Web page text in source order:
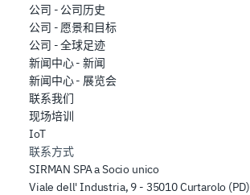
公司 - 公司历史
公司 - 愿景和目标
公司 - 全球足迹
新闻中心 - 新闻
新闻中心 - 展览会
联系我们
现场培训
IoT
联系方式
SIRMAN SPA a Socio unico
Viale dell' Industria, 9 - 35010 Curtarolo (PD)